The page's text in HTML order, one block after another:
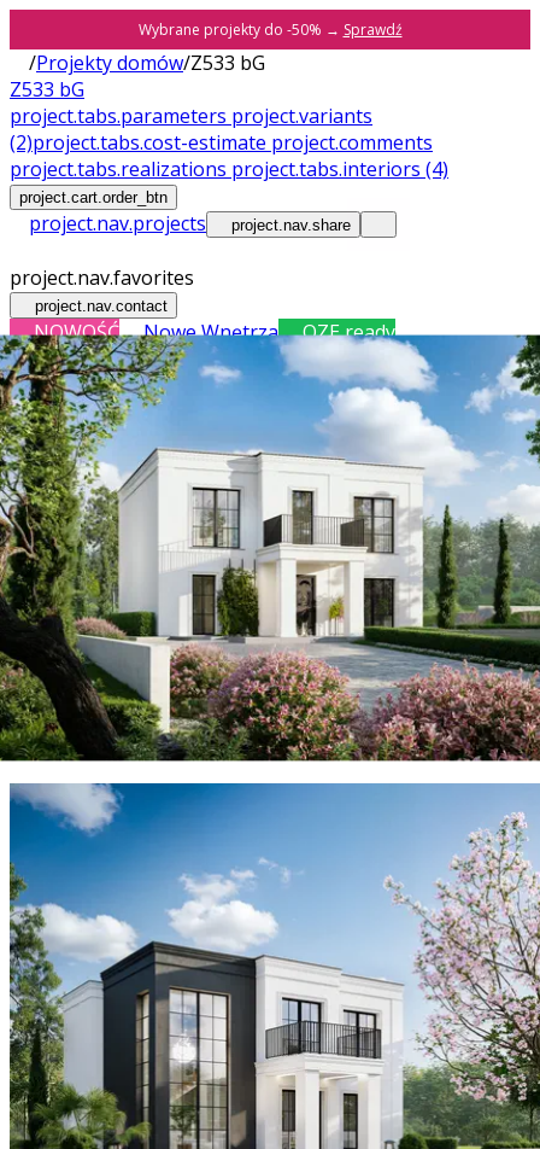
Wybrane projekty do -50% → Sprawdź
/Projekty domów/Z533 bG
Z533 bG
project.tabs.parameters project.variants
(2)project.tabs.cost-estimate project.comments
project.tabs.realizations project.tabs.interiors (4)
project.cart.order_btn
project.nav.projects project.nav.share
project.nav.favorites
project.nav.contact
NOWOŚĆ Nowe Wnętrza OZE ready